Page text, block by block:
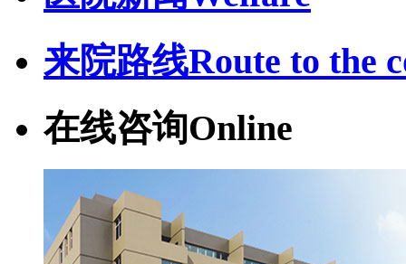
来院路线Route to the
在线咨询Online